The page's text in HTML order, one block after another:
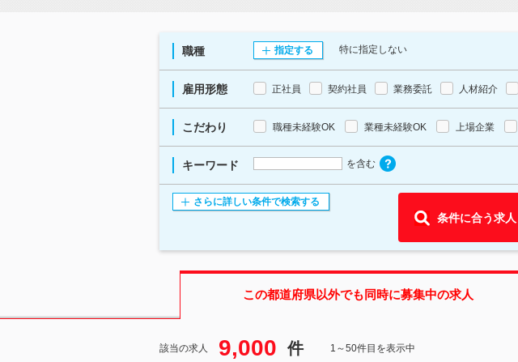
職種 指定する 特に指定しない
雇用形態 正社員 契約社員 業務委託 人材紹介
こだわり 職種未経験OK 業種未経験OK 上場企業
キーワード を含む
さらに詳しい条件で検索する
条件に合う求人
この都道府県以外でも同時に募集中の求人
該当の求人 9,000 件 1～50件目を表示中